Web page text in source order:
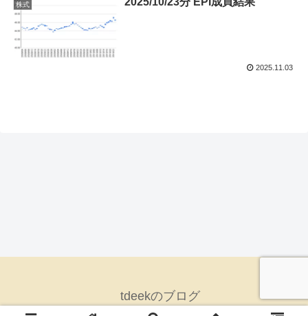
株式
2025.11.03
tdeekのブログ